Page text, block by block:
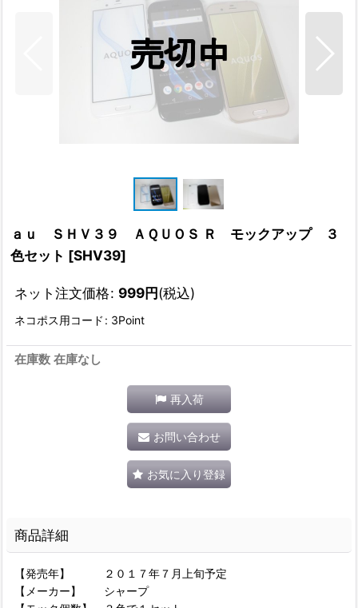
ａｕ ＳＨＶ３９ ＡＱＵＯＳ Ｒ モックアップ ３
色セット [SHV39]
ネット注文価格: 999円(税込)
ネコポス用コード : 3Point
在庫数 在庫なし
再入荷
お問い合わせ
お気に入り登録
商品詳細
【発売年】 ２０１７年７月上旬予定
【メーカー】 シャープ